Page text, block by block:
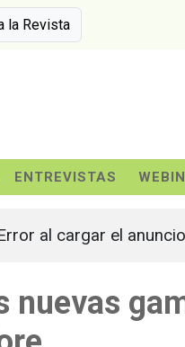
la Revista
ENTREVISTAS
al cargar el
nuevas